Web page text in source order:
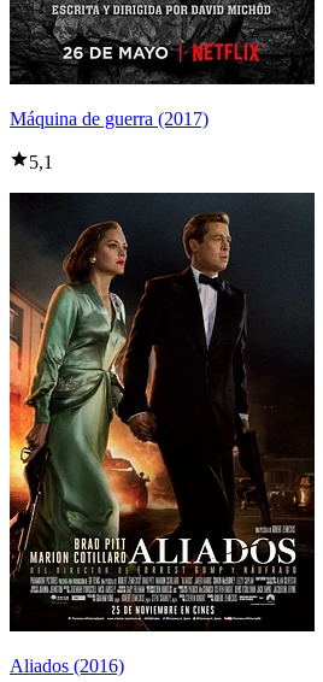
Máquina de guerra (2017)
5,1
Aliados (2016)